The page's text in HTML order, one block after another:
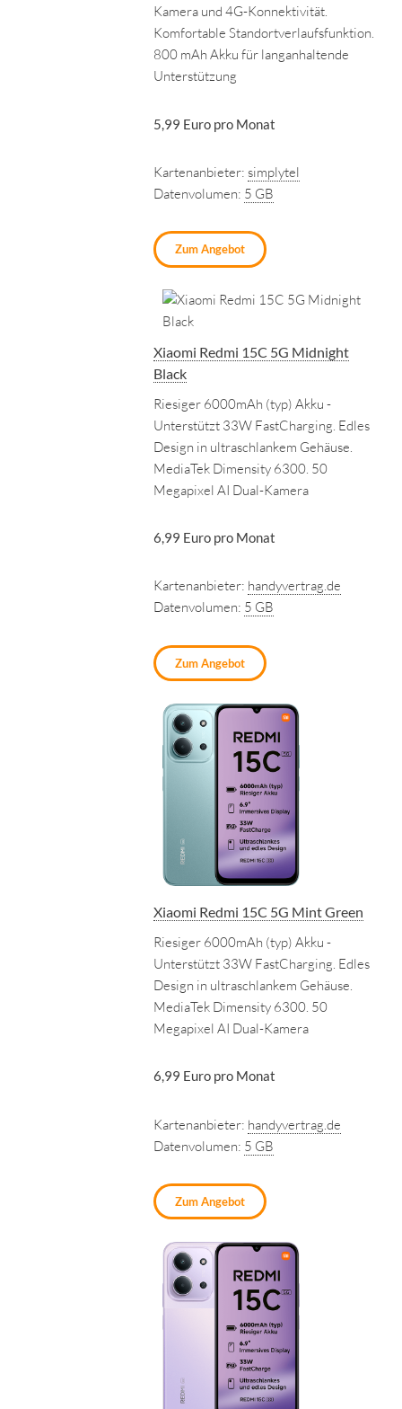
Kamera und 4G-Konnektivität.
Komfortable Standortverlaufsfunktion.
800 mAh Akku für langanhaltende
Unterstützung
5,99 Euro pro Monat
Kartenanbieter: simplytel
Datenvolumen: 5 GB
Zum Angebot
Xiaomi Redmi 15C 5G Midnight
Black
Riesiger 6000mAh (typ) Akku -
Unterstützt 33W FastCharging. Edles
Design in ultraschlankem Gehäuse.
MediaTek Dimensity 6300. 50
Megapixel AI Dual-Kamera
6,99 Euro pro Monat
Kartenanbieter: handyvertrag.de
Datenvolumen: 5 GB
Zum Angebot
Xiaomi Redmi 15C 5G Mint Green
Riesiger 6000mAh (typ) Akku -
Unterstützt 33W FastCharging. Edles
Design in ultraschlankem Gehäuse.
MediaTek Dimensity 6300. 50
Megapixel AI Dual-Kamera
6,99 Euro pro Monat
Kartenanbieter: handyvertrag.de
Datenvolumen: 5 GB
Zum Angebot